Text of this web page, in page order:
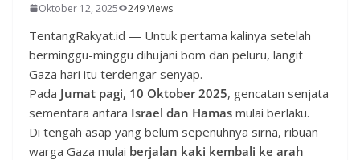
Oktober 12, 2025 249 Views
TentangRakyat.id — Untuk pertama kalinya setelah
berminggu-minggu dihujani bom dan peluru, langit
Gaza hari itu terdengar senyap.
Pada Jumat pagi, 10 Oktober 2025, gencatan senjata
sementara antara Israel dan Hamas mulai berlaku.
Di tengah asap yang belum sepenuhnya sirna, ribuan
warga Gaza mulai berjalan kaki kembali ke arah